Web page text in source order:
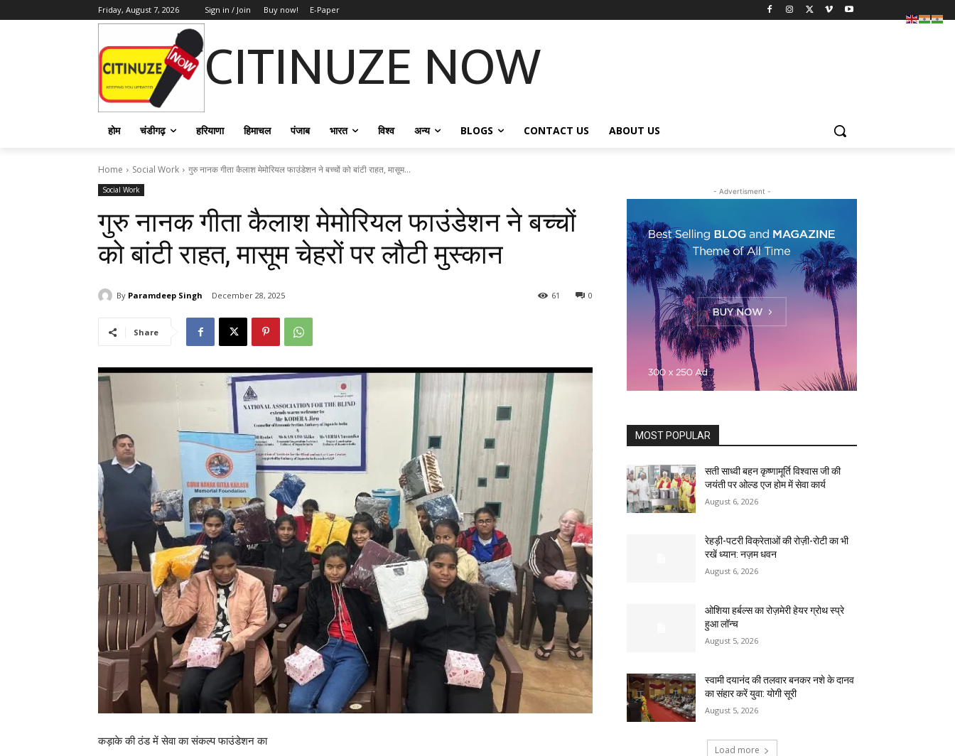
Friday, August 7, 2026 Sign in / Join Buy now! E-Paper
CITINUZE NOW
होम चंडीगढ़ हरियाणा हिमाचल पंजाब भारत विश्व अन्य BLOGS CONTACT US ABOUT US
Home Social Work गुरु नानक गीता कैलाश मेमोरियल फाउंडेशन ने बच्चों को बांटी राहत, मासूम...
Social Work
गुरु नानक गीता कैलाश मेमोरियल फाउंडेशन ने बच्चों
को बांटी राहत, मासूम चेहरों पर लौटी मुस्कान
By Paramdeep Singh December 28, 2025 0
61
Share
कड़ाके की ठंड में सेवा का संकल्प फाउंडेशन का
- Advertisment -
MOST POPULAR
सती साध्वी बहन कृष्णामूर्ति विश्वास जी की
जयंती पर ओल्ड एज होम में सेवा कार्य
August 6, 2026
रेहड़ी-पटरी विक्रेताओं की रोज़ी-रोटी का भी
रखें ध्यान: नज़म धवन
August 6, 2026
ओशिया हर्बल्स का रोज़मेरी हेयर ग्रोथ स्प्रे
हुआ लॉन्च
August 5, 2026
स्वामी दयानंद की तलवार बनकर नशे के दानव
का संहार करें युवा: योगी सूरी
August 5, 2026
Load more